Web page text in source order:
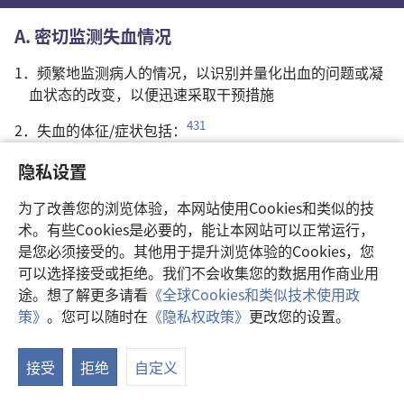
隐私设置
为了改善您的浏览体验，本网站使用Cookies和类似的技
术。有些Cookies是必要的，能让本网站可以正常运行，
是您必须接受的。其他用于提升浏览体验的Cookies，您
可以选择接受或拒绝。我们不会收集您的数据用作商业用
途。想了解更多请看 《全球Cookies和类似技术使用政
策》 。您可以随时在 《隐私权政策》 更改您的设置。
接受 拒绝 自定义
A. 密切监测失血情况
1．频繁地监测病人的情况，以识别并量化出血的问题或凝
血状态的改变，以便迅速采取干预措施
2．失血的体征/症状包括： 431
b. 血流动力学不稳定
c. 液体状态
注意：病人对液体治疗反应欠佳的一个常见原因是持续出
血。如果对病人已经给予合理程度的补液，但仍有低血
容量的表现，就要高度怀疑病人是否有出血的问题。
d. 生命体征（生命征象）和临床检查（例如：眩晕、恶
心、口渴、呼吸困难、心动过速、呼吸急促、出汗、精
神状态改变、休克）
e. 血红蛋白/红细胞比容持续下降（根据临床状况来进行
检验；取最少量的血液样本）